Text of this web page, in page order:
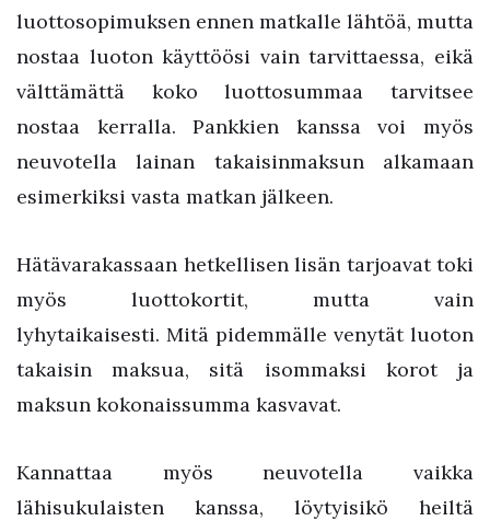
luottosopimuksen ennen matkalle lähtöä, mutta
nostaa luoton käyttöösi vain tarvittaessa, eikä
välttämättä koko luottosummaa tarvitsee
nostaa kerralla. Pankkien kanssa voi myös
neuvotella lainan takaisinmaksun alkamaan
esimerkiksi vasta matkan jälkeen.
Hätävarakassaan hetkellisen lisän tarjoavat toki
myös luottokortit, mutta vain
lyhytaikaisesti. Mitä pidemmälle venytät luoton
takaisin maksua, sitä isommaksi korot ja
maksun kokonaissumma kasvavat.
Kannattaa myös neuvotella vaikka
lähisukulaisten kanssa, löytyisikö heiltä